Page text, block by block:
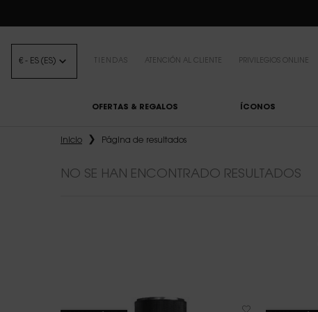
€ - ES (ES) TIENDAS ATENCIÓN AL CLIENTE PRIVILEGIOS ONLINE
OFERTAS & REGALOS ÍCONOS
Inicio
Página de resultados
NO SE HAN ENCONTRADO RESULTADOS